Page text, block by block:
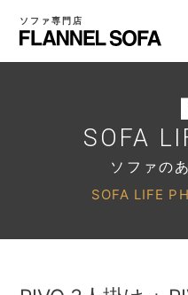
ソファ専門店
SOFA
ソファの
SOFA LIFE